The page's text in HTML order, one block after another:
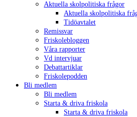
Aktuella skolpolitiska frågor
Aktuella skolpolitiska
Tidöavtalet
Remissvar
Friskolebloggen
Våra rapporter
Vd intervjuar
Debattartiklar
Friskolepodden
Bli medlem
Bli medlem
Starta & driva friskola
Starta & driva friskola